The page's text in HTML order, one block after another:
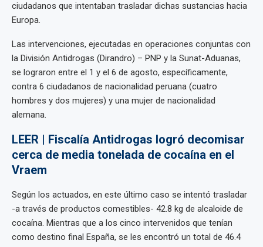
ciudadanos que intentaban trasladar dichas sustancias hacia
Europa.
Las intervenciones, ejecutadas en operaciones conjuntas con
la División Antidrogas (Dirandro) – PNP y la Sunat-Aduanas,
se lograron entre el 1 y el 6 de agosto, específicamente,
contra 6 ciudadanos de nacionalidad peruana (cuatro
hombres y dos mujeres) y una mujer de nacionalidad
alemana.
LEER | Fiscalía Antidrogas logró decomisar
cerca de media tonelada de cocaína en el
Vraem
Según los actuados, en este último caso se intentó trasladar
-a través de productos comestibles- 42.8 kg de alcaloide de
cocaína. Mientras que a los cinco intervenidos que tenían
como destino final España, se les encontró un total de 46.4